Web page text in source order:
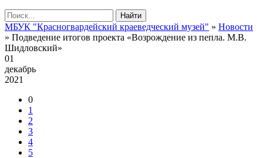
Найти
МБУК "Красногвардейский краеведческий музей" » Новости
» Подведение итогов проекта «Возрождение из пепла. М.В.
Шидловский»
01
декабрь
2021
0
1
2
3
4
5